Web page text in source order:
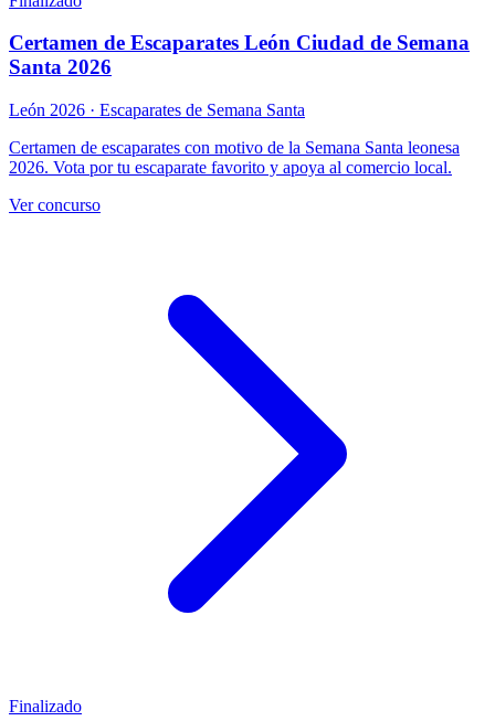
Certamen de Escaparates León Ciudad de Semana
Santa 2026
León 2026 · Escaparates de Semana Santa
Certamen de escaparates con motivo de la Semana Santa leonesa
2026. Vota por tu escaparate favorito y apoya al comercio local.
Ver concurso
Finalizado